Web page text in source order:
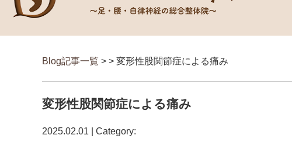
Blog記事一覧 > > 変形性股関節症による痛み
変形性股関節症による痛み
2025.02.01 | Category: